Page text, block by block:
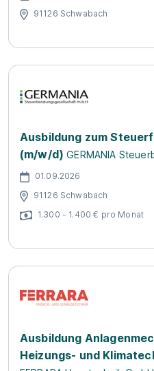
91126 Schwabach
Ausbildung zum
(m/w/d) GERMANIA
01.09.2026
91126 Schwabach
1.300 - 1.400 € pro Monat
Ausbildung
Heizungs- und